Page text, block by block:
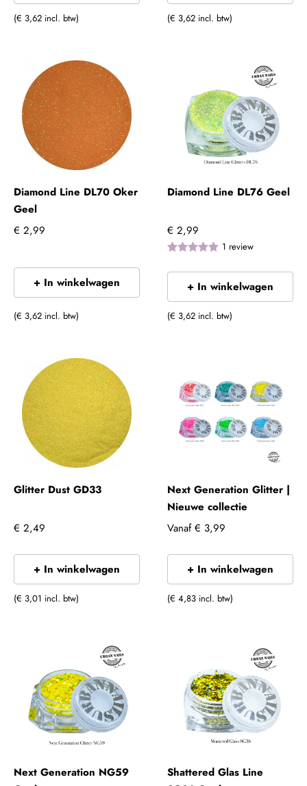
(€ 3,62 incl. btw) (€ 3,62 incl. btw)
Diamond Line DL70 Oker
Geel
€ 2,99
+ In winkelwagen
(€ 3,62 incl. btw)
Diamond Line DL76 Geel
€ 2,99
1 review
+ In winkelwagen
(€ 3,62 incl. btw)
Glitter Dust GD33
€ 2,49
+ In winkelwagen
(€ 3,01 incl. btw)
Next Generation Glitter |
Nieuwe collectie
Vanaf € 3,99
+ In winkelwagen
(€ 4,83 incl. btw)
Next Generation NG59
Shattered Glas Line